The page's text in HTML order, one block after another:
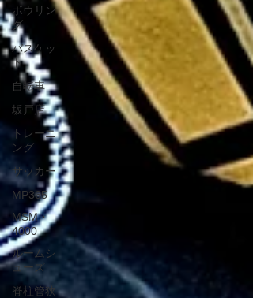
ボウリン
グ
バスケッ
ト
自転車
坂戸店
トレーニ
ング
サッカー
MP365
MSM・
4000
ルームシ
ューズ
脊柱管狭